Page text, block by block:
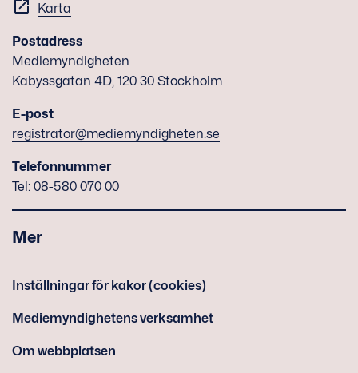
Karta
Postadress
Mediemyndigheten
Kabyssgatan 4D, 120 30 Stockholm
E-post
registrator@mediemyndigheten.se
Telefonnummer
Tel: 08-580 070 00
Mer
Inställningar för kakor (cookies)
Mediemyndighetens verksamhet
Om webbplatsen